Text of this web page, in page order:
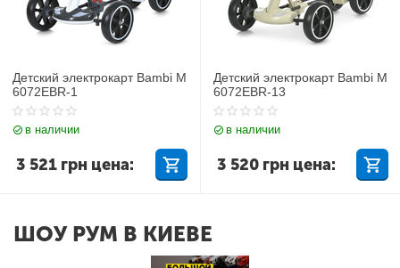
Детский электрокарт Bambi M
6072EBR-1
в наличии
3 521 грн цена:
Детский электрокарт Bambi M
6072EBR-13
в наличии
3 520 грн цена:
ШОУ РУМ В КИЕВЕ